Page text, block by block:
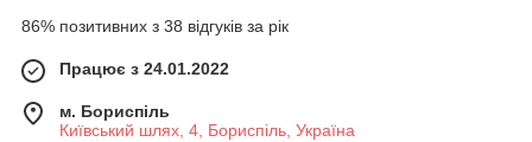
86% позитивних з 38 відгуків за рік
Працює з 24.01.2022
м. Бориспіль
Київський шлях, 4, Бориспіль, Україна